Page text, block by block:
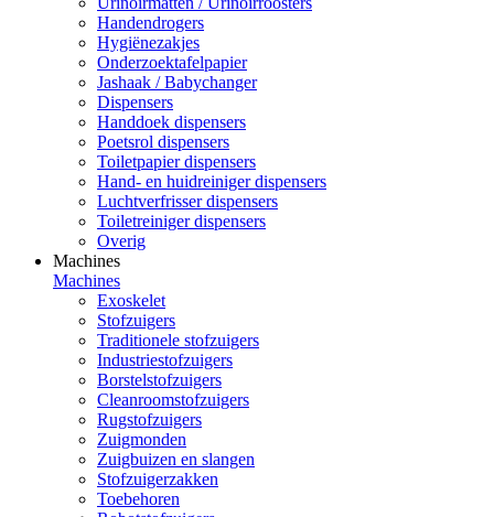
Handendrogers
Hygiënezakjes
Onderzoektafelpapier
Jashaak / Babychanger
Dispensers
Handdoek dispensers
Poetsrol dispensers
Toiletpapier dispensers
Hand- en huidreiniger dispensers
Luchtverfrisser dispensers
Toiletreiniger dispensers
Overig
Machines
Machines
Exoskelet
Stofzuigers
Traditionele stofzuigers
Industriestofzuigers
Borstelstofzuigers
Cleanroomstofzuigers
Rugstofzuigers
Zuigmonden
Zuigbuizen en slangen
Stofzuigerzakken
Toebehoren